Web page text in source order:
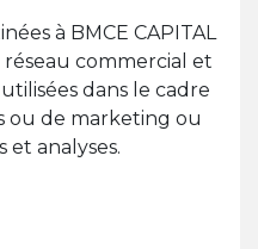
à BMCE CAPITAL
réseau commercial et
dans le cadre
ou de marketing ou
et analyses.